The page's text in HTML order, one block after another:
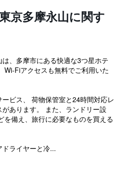
京多摩永山に関す
、多摩市にある快適な3つ星ホテ
Wi-Fiアクセスも無料でご利用いた
ビス、 荷物保管室と24時間対応レ
あります。 また、ランドリー設
を備え、旅行に必要なものを買える
ライヤーと冷...